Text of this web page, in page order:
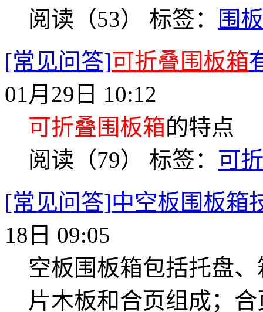
阅读（53） 标签：
围
[常见问答]可折叠围板箱
01月29日 10:12
可折叠围板箱的特点
阅读（79） 标签： 可
[常见问答]中空板围板箱
18日 09:05
空板围板箱包括托盘
片木板和合页组成；